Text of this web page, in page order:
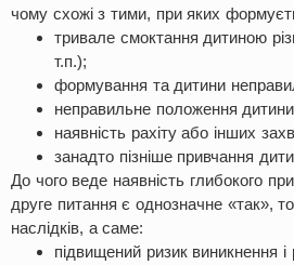
чому схожі з тими, при яких
тривале смоктання дитиною
т.п.);
формування та дитини
неправильне положення
наявність рахіту або інших
занадто пізніше привчання
До чого веде наявність глибокого
друге питання є однозначне «так»,
наслідків, а саме:
підвищений ризик виникнення